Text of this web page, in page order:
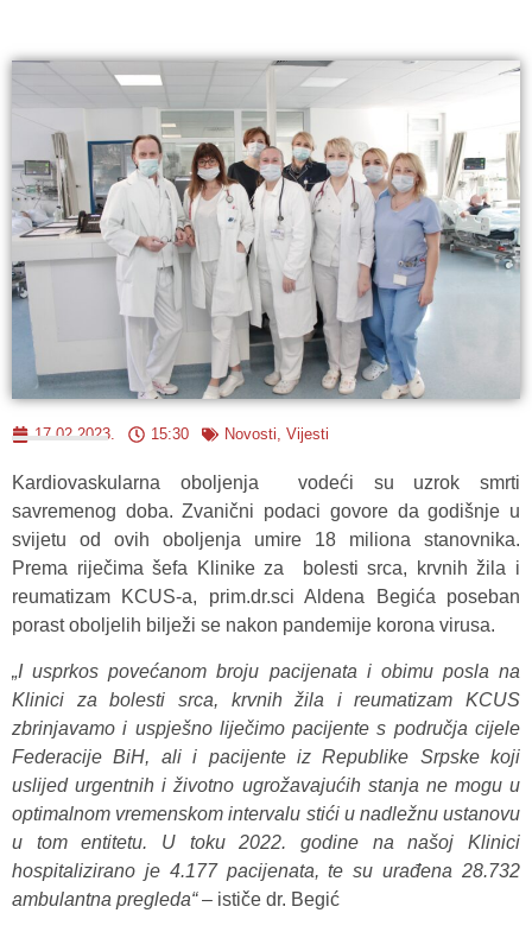
17.02.2023. 15:30 Novosti, Vijesti
Kardiovaskularna oboljenja vodeći su uzrok smrti
savremenog doba. Zvanični podaci govore da godišnje u
svijetu od ovih oboljenja umire 18 miliona stanovnika.
Prema riječima šefa Klinike za bolesti srca, krvnih žila i
reumatizam KCUS-a, prim.dr.sci Aldena Begića poseban
porast oboljelih bilježi se nakon pandemije korona virusa.
„I usprkos povećanom broju pacijenata i obimu posla na
Klinici za bolesti srca, krvnih žila i reumatizam KCUS
zbrinjavamo i uspješno liječimo pacijente s područja cijele
Federacije BiH, ali i pacijente iz Republike Srpske koji
uslijed urgentnih i životno ugrožavajućih stanja ne mogu u
optimalnom vremenskom intervalu stići u nadležnu ustanovu
u tom entitetu. U toku 2022. godine na našoj Klinici
hospitalizirano je 4.177 pacijenata, te su urađena 28.732
ambulantna pregleda“– ističe dr. Begić